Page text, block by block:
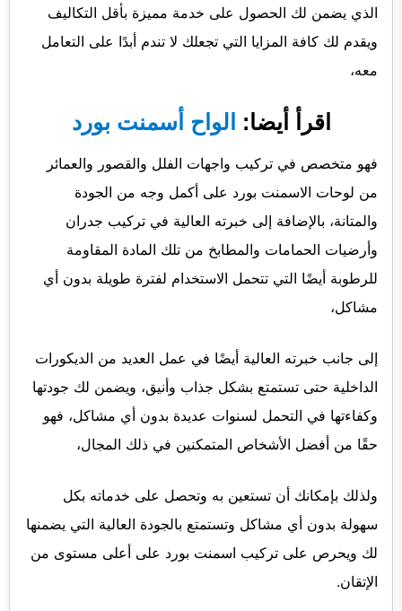
الذي يضمن لك الحصول على خدمة مميزة بأقل التكاليف
ويقدم لك كافة المزايا التي تجعلك لا تندم أبدًا على التعامل
معه،
اقرأ أيضا: الواح أسمنت بورد
فهو متخصص في تركيب واجهات الفلل والقصور والعمائر
من لوحات الاسمنت بورد على أكمل وجه من الجودة
والمتانة، بالإضافة إلى خبرته العالية في تركيب جدران
وأرضيات الحمامات والمطابخ من تلك المادة المقاومة
للرطوبة أيضًا التي تتحمل الاستخدام لفترة طويلة بدون أي
مشاكل،
إلى جانب خبرته العالية أيضًا في عمل العديد من الديكورات
الداخلية حتى تستمتع بشكل جذاب وأنيق، ويضمن لك جودتها
وكفاءتها في التحمل لسنوات عديدة بدون أي مشاكل، فهو
حقًا من أفضل الأشخاص المتمكنين في ذلك المجال،
ولذلك بإمكانك أن تستعين به وتحصل على خدماته بكل
سهولة بدون أي مشاكل وتستمتع بالجودة العالية التي يضمنها
لك ويحرص على تركيب اسمنت بورد على أعلى مستوى من
الإتقان.